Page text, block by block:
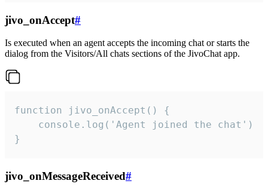
jivo_onAccept#
Is executed when an agent accepts the incoming chat or starts the
dialog from the Visitors/All chats sections of the JivoChat app.
function jivo_onAccept() {
}
jivo_onMessageReceived#